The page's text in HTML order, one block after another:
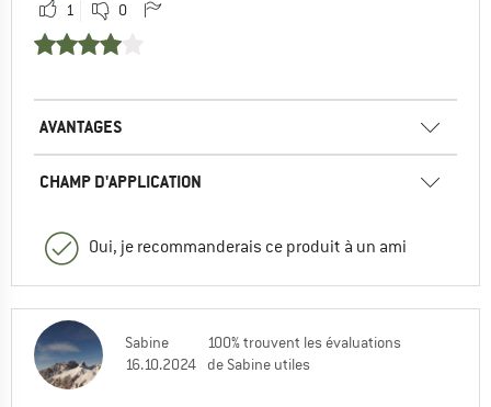
1 0
AVANTAGES
CHAMP D'APPLICATION
Oui, je recommanderais ce produit à un ami
Sabine
16.10.2024
100% trouvent les évaluations
de Sabine utiles